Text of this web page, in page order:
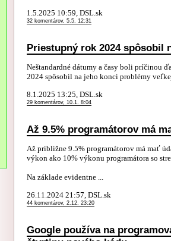
1.5.2025 10:59, DSL.sk
32 komentárov, 5.5. 12:31
Priestupný rok 2024 spôsobil
Neštandardné dátumy a časy boli príčinou
2024 spôsobil na jeho konci problémy
8.1.2025 13:25, DSL.sk
29 komentárov, 10.1. 8:04
Až 9.5% programátorov má
Až približne 9.5% programátorov má mať
výkon ako 10% výkonu programátora so
Na základe evidentne ...
26.11.2024 21:57, DSL.sk
44 komentárov, 2.12. 23:20
Google používa na